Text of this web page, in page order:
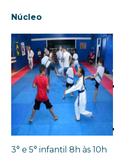
Núcleo
3° e 5° infantil 8h às 10h